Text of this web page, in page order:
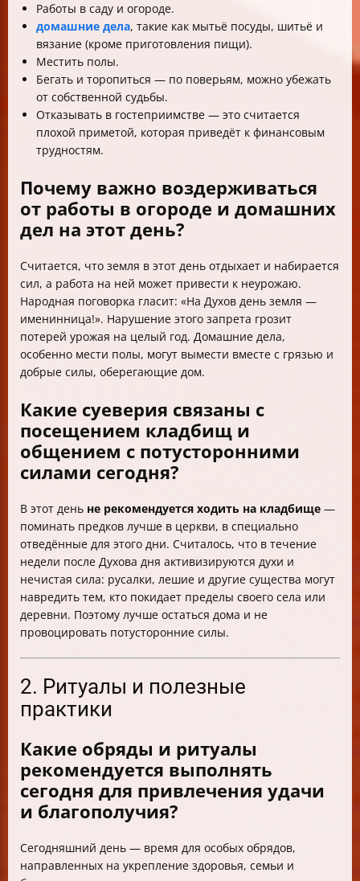
Работы в саду и огороде.
домашние дела, такие как мытьё посуды, шитьё и
вязание (кроме приготовления пищи).
Местить полы.
Бегать и торопиться — по поверьям, можно убежать
от собственной судьбы.
Отказывать в гостеприимстве — это считается
плохой приметой, которая приведёт к финансовым
трудностям.
Почему важно воздерживаться
от работы в огороде и домашних
дел на этот день?
Считается, что земля в этот день отдыхает и набирается
сил, а работа на ней может привести к неурожаю.
Народная поговорка гласит: «На Духов день земля —
именинница!». Нарушение этого запрета грозит
потерей урожая на целый год. Домашние дела,
особенно мести полы, могут вымести вместе с грязью и
добрые силы, оберегающие дом.
Какие суеверия связаны с
посещением кладбищ и
общением с потусторонними
силами сегодня?
В этот день не рекомендуется ходить на кладбище —
поминать предков лучше в церкви, в специально
отведённые для этого дни. Считалось, что в течение
недели после Духова дня активизируются духи и
нечистая сила: русалки, лешие и другие существа могут
навредить тем, кто покидает пределы своего села или
деревни. Поэтому лучше остаться дома и не
провоцировать потусторонние силы.
2. Ритуалы и полезные
практики
Какие обряды и ритуалы
рекомендуется выполнять
сегодня для привлечения удачи
и благополучия?
Сегодняшний день — время для особых обрядов,
направленных на укрепление здоровья, семьи и